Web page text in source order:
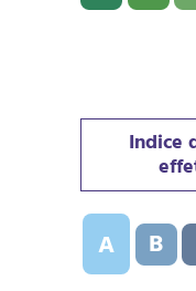
Indice
Indice
A B